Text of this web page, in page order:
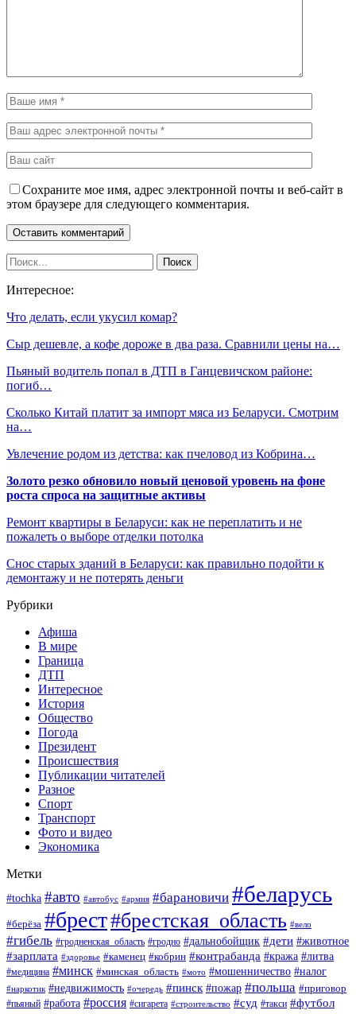
Сохраните мое имя, адрес электронной почты и веб-сайт в
этом браузере для следующего комментария.
Интересное:
Что делать, если укусил комар?
Сыр дешевле, а кофе дороже в два раза. Сравнили цены на…
Пьяный водитель попал в ДТП в Ганцевичском районе:
погиб…
Сколько Китай платит за импорт мяса из Беларуси. Смотрим
на…
Увлечение родом из детства: как пчеловод из Кобрина…
Золото резко обновило новый ценовой уровень на фоне
роста спроса на защитные активы
Ремонт квартиры в Беларуси: как не переплатить и не
пожалеть о выборе отделки потолка
Снос старых зданий в Беларуси: как правильно подойти к
демонтажу и не потерять деньги
Рубрики
Афиша
В мире
Граница
ДТП
Интересное
История
Общество
Погода
Президент
Происшествия
Публикации читателей
Разное
Спорт
Транспорт
Фото и видео
Экономика
Метки
#tochka #авто #автобус #армия #барановичи #беларусь
#берёза #брест#брестская_область #вело
#гибель #гродненская_область #гродно #дальнобойщик #дети #животное
#зарплата #здоровье #каменец #кобрин #контрабанда #кража #литва
#медицина #минск #минская_область #мото #мошенничество #налог
#наркотик #недвижимость #очередь #пинск #пожар #польша #приговор
#пьяный #работа #россия #сигарета #строительство #суд #такси #футбол